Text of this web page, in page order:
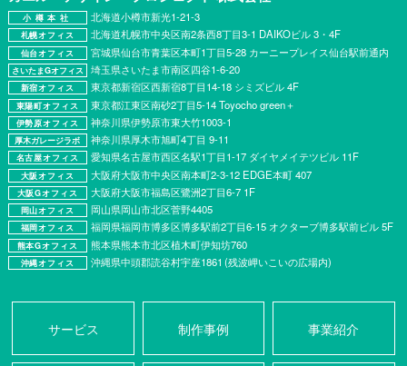
小樽本社 北海道小樽市新光1-21-3
札幌オフィス 北海道札幌市中央区南2条西8丁目3-1 DAIKOビル 3・4F
仙台オフィス 宮城県仙台市青葉区本町1丁目5-28 カーニープレイス仙台駅前通内
さいたまGオフィス 埼玉県さいたま市南区四谷1-6-20
新宿オフィス 東京都新宿区西新宿8丁目14-18 シミズビル 4F
東陽町オフィス 東京都江東区南砂2丁目5-14 Toyocho green＋
伊勢原オフィス 神奈川県伊勢原市東大竹1003-1
厚木ガレージラボ 神奈川県厚⽊市旭町4丁⽬ 9-11
名古屋オフィス 愛知県名古屋市西区名駅1丁目1-17 ダイヤメイテツビル 11F
大阪オフィス 大阪府大阪市中央区南本町2-3-12 EDGE本町 407
大阪Gオフィス 大阪府大阪市福島区鷺洲2丁目6-7 1F
岡山オフィス 岡山県岡山市北区菅野4405
福岡オフィス 福岡県福岡市博多区博多駅前2丁目6-15 オクターブ博多駅前ビル 5F
熊本Gオフィス 熊本県熊本市北区植木町伊知坊760
沖縄オフィス 沖縄県中頭郡読谷村宇座1861 (残波岬いこいの広場内)
サービス 制作事例 事業紹介